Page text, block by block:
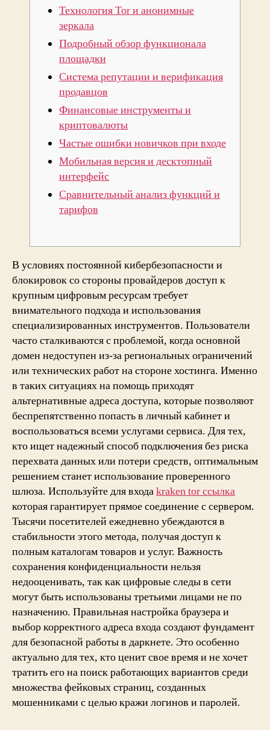
Технология Tor и анонимные
зеркала
Подробный обзор функционала
площадки
Система репутации и верификация
продавцов
Финансовые инструменты и
криптовалюты
Частые ошибки новичков при входе
Мобильная версия и десктопный
интерфейс
Сравнительный анализ функций и
тарифов
В условиях постоянной кибербезопасности и
блокировок со стороны провайдеров доступ к
крупным цифровым ресурсам требует
внимательного подхода и использования
специализированных инструментов. Пользователи
часто сталкиваются с проблемой, когда основной
домен недоступен из-за региональных ограничений
или технических работ на стороне хостинга. Именно
в таких ситуациях на помощь приходят
альтернативные адреса доступа, которые позволяют
беспрепятственно попасть в личный кабинет и
воспользоваться всеми услугами сервиса. Для тех,
кто ищет надежный способ подключения без риска
перехвата данных или потери средств, оптимальным
решением станет использование проверенного
шлюза. Используйте для входаkraken tor ссылка
которая гарантирует прямое соединение с сервером.
Тысячи посетителей ежедневно убеждаются в
стабильности этого метода, получая доступ к
полным каталогам товаров и услуг. Важность
сохранения конфиденциальности нельзя
недооценивать, так как цифровые следы в сети
могут быть использованы третьими лицами не по
назначению. Правильная настройка браузера и
выбор корректного адреса входа создают фундамент
для безопасной работы в даркнете. Это особенно
актуально для тех, кто ценит свое время и не хочет
тратить его на поиск работающих вариантов среди
множества фейковых страниц, созданных
мошенниками с целью кражи логинов и паролей.